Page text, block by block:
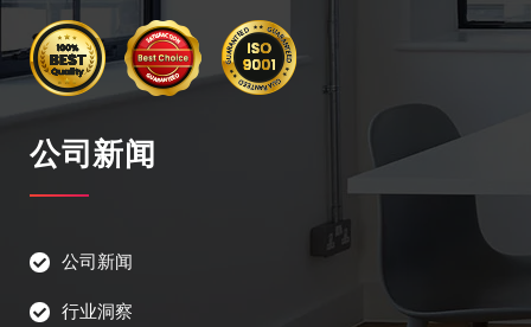
公司新闻
公司新闻
行业洞察